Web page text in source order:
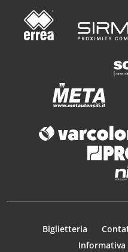
Biglietteria
Informativa